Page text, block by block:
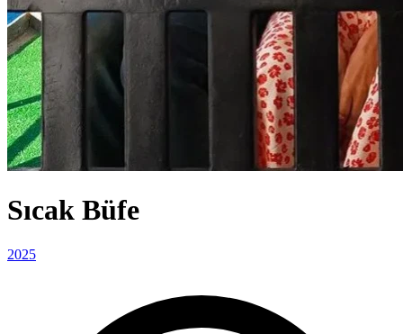
Sıcak Büfe
2025